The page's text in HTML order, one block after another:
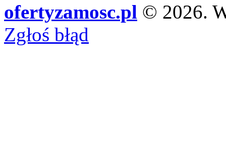
ofertyzamosc.pl © 2026.
Zgłoś błąd